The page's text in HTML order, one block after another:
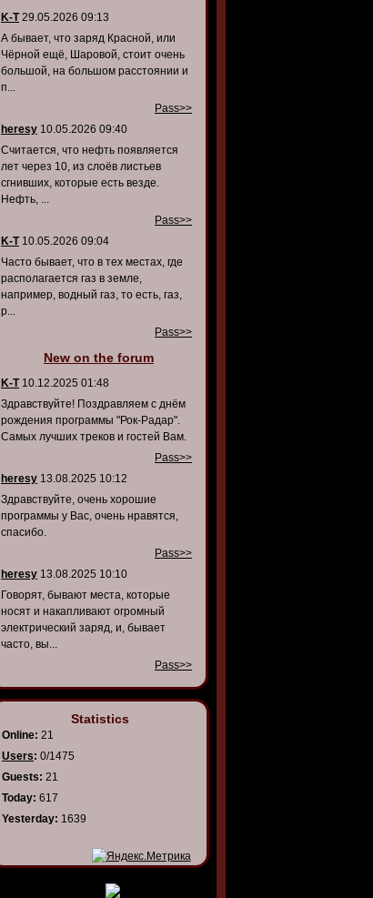
K-T29.05.2026 09:13
А бывает, что заряд Красной, или
Чёрной ещё, Шаровой, стоит очень
большой, на большом расстоянии и
п...
Pass>>
heresy 10.05.2026 09:40
Считается, что нефть появляется
лет через 10, из слоёв листьев
сгнивших, которые есть везде.
Нефть, ...
Pass>>
K-T10.05.2026 09:04
Часто бывает, что в тех местах, где
располагается газ в земле,
например, водный газ, то есть, газ,
р...
Pass>>
New on the forum
K-T10.12.2025 01:48
Здравствуйте! Поздравляем с днём
рождения программы "Рок-Радар".
Самых лучших треков и гостей Вам.
Pass>>
heresy 13.08.2025 10:12
Здравствуйте, очень хорошие
программы у Вас, очень нравятся,
спасибо.
Pass>>
heresy 13.08.2025 10:10
Говорят, бывают места, которые
носят и накапливают огромный
электрический заряд, и, бывает
часто, вы...
Pass>>
Statistics
Online: 21
Users: 0/1475
Guests: 21
Today: 617
Yesterday: 1639